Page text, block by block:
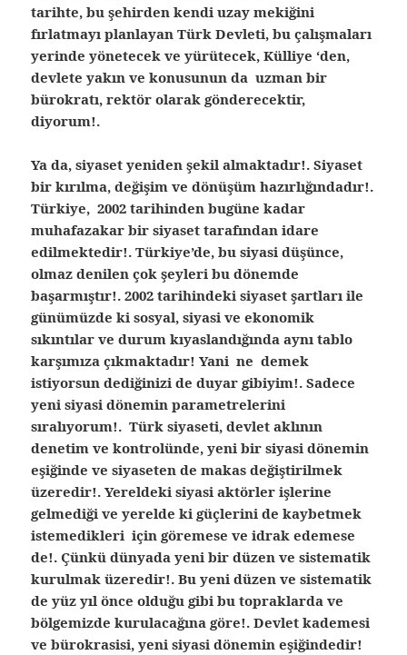
tarihte, bu şehirden kendi uzay mekiğini
fırlatmayı planlayan Türk Devleti, bu çalışmaları
yerinde yönetecek ve yürütecek, Külliye ‘den,
devlete yakın ve konusunun da uzman bir
bürokratı, rektör olarak gönderecektir,
diyorum!.
Ya da, siyaset yeniden şekil almaktadır!. Siyaset
bir kırılma, değişim ve dönüşüm hazırlığındadır!.
Türkiye, 2002 tarihinden bugüne kadar
muhafazakar bir siyaset tarafından idare
edilmektedir!. Türkiye’de, bu siyasi düşünce,
olmaz denilen çok şeyleri bu dönemde
başarmıştır!. 2002 tarihindeki siyaset şartları ile
günümüzde ki sosyal, siyasi ve ekonomik
sıkıntılar ve durum kıyaslandığında aynı tablo
karşımıza çıkmaktadır! Yani ne demek
istiyorsun dediğinizi de duyar gibiyim!. Sadece
yeni siyasi dönemin parametrelerini
sıralıyorum!. Türk siyaseti, devlet aklının
denetim ve kontrolünde, yeni bir siyasi dönemin
eşiğinde ve siyaseten de makas değiştirilmek
üzeredir!. Yereldeki siyasi aktörler işlerine
gelmediği ve yerelde ki güçlerini de kaybetmek
istemedikleri için göremese ve idrak edemese
de!. Çünkü dünyada yeni bir düzen ve sistematik
kurulmak üzeredir!. Bu yeni düzen ve sistematik
de yüz yıl önce olduğu gibi bu topraklarda ve
bölgemizde kurulacağına göre!. Devlet kademesi
ve bürokrasisi, yeni siyasi dönemin eşiğindedir!